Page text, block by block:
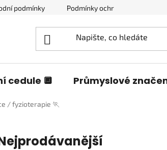
podmínky Podmínky ochrany osobních
cedule 🔲 Průmyslové
/ fyzioterapie 🏃